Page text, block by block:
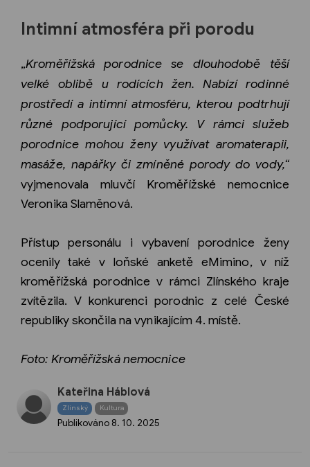
Intimní atmosféra při porodu
„Kroměřížská porodnice se dlouhodobě těší
velké oblibě u rodících žen. Nabízí rodinné
prostředí a intimní atmosféru, kterou podtrhují
různé podporující pomůcky. V rámci služeb
porodnice mohou ženy využívat aromaterapii,
masáže, napářky či zmíněné porody do vody,“
vyjmenovala mluvčí Kroměřížské nemocnice
Veronika Slaměnová.
Přístup personálu i vybavení porodnice ženy
ocenily také v loňské anketě eMimino, v níž
kroměřížská porodnice v rámci Zlínského kraje
zvítězila. V konkurenci porodnic z celé České
republiky skončila na vynikajícím 4. místě.
Foto: Kroměřížská nemocnice
Kateřina Háblová
Zlínský Kultura
Publikováno 8. 10. 2025